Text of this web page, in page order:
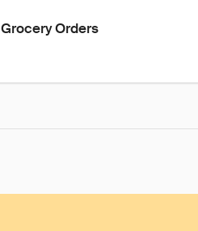
Orders